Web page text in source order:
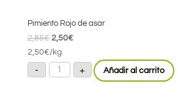
Pimiento Rojo de asar
2,85€ El
precio
original
era:
2,50€El
actual
es:
2,50€/kg
-
Pimiento
Rojo
+ Añadir al carrito